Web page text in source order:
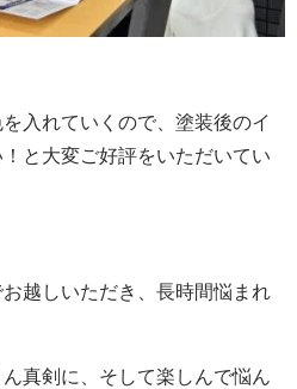
入れていくので、塗装後のイ
と大変ご好評をいただいてい
越しいただき、長時間悩まれ
真剣に、そして楽しんで悩ん